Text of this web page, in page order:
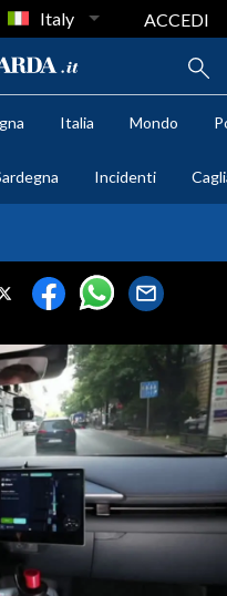
Italy ACCEDI
Italia Mondo
Incidenti